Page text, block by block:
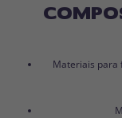
Materiais para